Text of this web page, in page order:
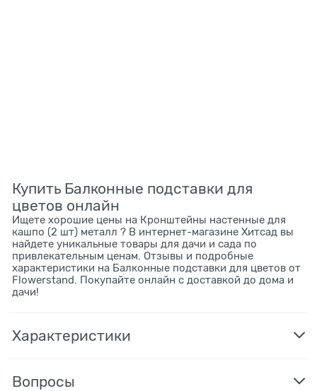
Купить Балконные подставки для
цветов онлайн
Ищете хорошие цены на Кронштейны настенные для
кашпо (2 шт) металл ? В интернет-магазине Хитсад вы
найдете уникальные товары для дачи и сада по
привлекательным ценам. Отзывы и подробные
характеристики на Балконные подставки для цветов от
Flowerstand. Покупайте онлайн с доставкой до дома и
дачи!
Характеристики
Вопросы